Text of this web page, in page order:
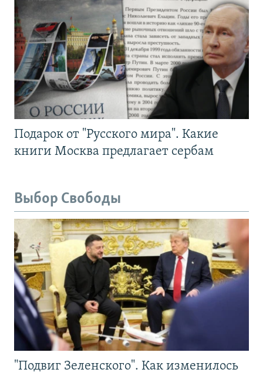
Подарок от "Русского мира". Какие
книги Москва предлагает сербам
Выбор Свободы
"Подвиг Зеленского". Как изменилось